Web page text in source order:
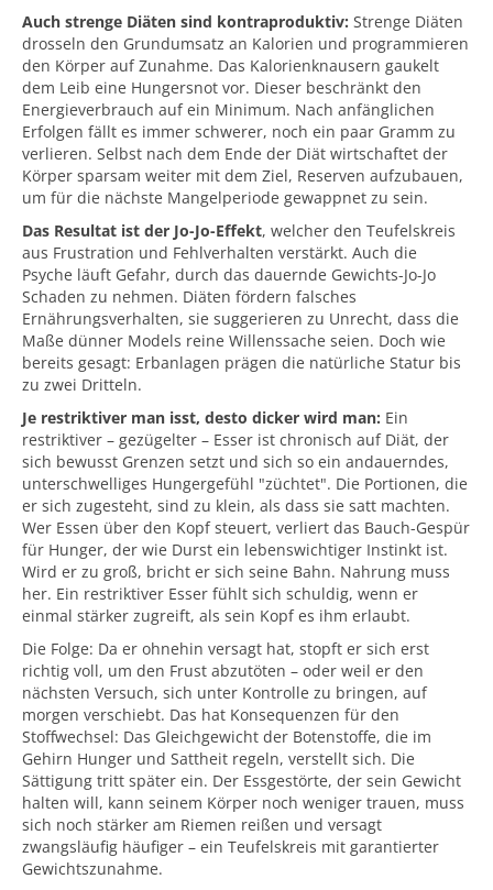
Auch strenge Diäten sind kontraproduktiv: Strenge Diäten
drosseln den Grundumsatz an Kalorien und programmieren
den Körper auf Zunahme. Das Kalorienknausern gaukelt
dem Leib eine Hungersnot vor. Dieser beschränkt den
Energieverbrauch auf ein Minimum. Nach anfänglichen
Erfolgen fällt es immer schwerer, noch ein paar Gramm zu
verlieren. Selbst nach dem Ende der Diät wirtschaftet der
Körper sparsam weiter mit dem Ziel, Reserven aufzubauen,
um für die nächste Mangelperiode gewappnet zu sein.
Das Resultat ist der Jo-Jo-Effekt, welcher den Teufelskreis
aus Frustration und Fehlverhalten verstärkt. Auch die
Psyche läuft Gefahr, durch das dauernde Gewichts-Jo-Jo
Schaden zu nehmen. Diäten fördern falsches
Ernährungsverhalten, sie suggerieren zu Unrecht, dass die
Maße dünner Models reine Willenssache seien. Doch wie
bereits gesagt: Erbanlagen prägen die natürliche Statur bis
zu zwei Dritteln.
Je restriktiver man isst, desto dicker wird man: Ein
restriktiver – gezügelter – Esser ist chronisch auf Diät, der
sich bewusst Grenzen setzt und sich so ein andauerndes,
unterschwelliges Hungergefühl "züchtet". Die Portionen, die
er sich zugesteht, sind zu klein, als dass sie satt machten.
Wer Essen über den Kopf steuert, verliert das Bauch-Gespür
für Hunger, der wie Durst ein lebenswichtiger Instinkt ist.
Wird er zu groß, bricht er sich seine Bahn. Nahrung muss
her. Ein restriktiver Esser fühlt sich schuldig, wenn er
einmal stärker zugreift, als sein Kopf es ihm erlaubt.
Die Folge: Da er ohnehin versagt hat, stopft er sich erst
richtig voll, um den Frust abzutöten – oder weil er den
nächsten Versuch, sich unter Kontrolle zu bringen, auf
morgen verschiebt. Das hat Konsequenzen für den
Stoffwechsel: Das Gleichgewicht der Botenstoffe, die im
Gehirn Hunger und Sattheit regeln, verstellt sich. Die
Sättigung tritt später ein. Der Essgestörte, der sein Gewicht
halten will, kann seinem Körper noch weniger trauen, muss
sich noch stärker am Riemen reißen und versagt
zwangsläufig häufiger – ein Teufelskreis mit garantierter
Gewichtszunahme.